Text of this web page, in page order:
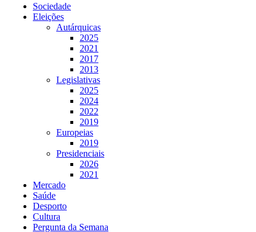
Sociedade
Eleições
Autárquicas
2025
2021
2017
2013
Legislativas
2025
2024
2022
2019
Europeias
2019
Presidenciais
2026
2021
Mercado
Saúde
Desporto
Cultura
Pergunta da Semana